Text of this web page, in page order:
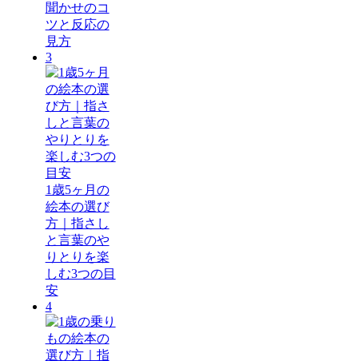
聞かせのコ
ツと反応の
見方
3
1歳5ヶ月の
絵本の選び
方｜指さし
と言葉のや
りとりを楽
しむ3つの目
安
4